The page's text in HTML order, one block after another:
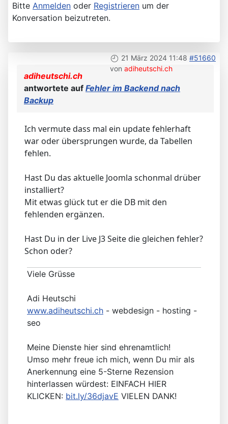
Bitte Anmelden oder Registrieren um der
Konversation beizutreten.
21 März 2024 11:48 #51660
von adiheutschi.ch
adiheutschi.ch
antwortete auf Fehler im Backend nach
Backup
Ich vermute dass mal ein update fehlerhaft
war oder übersprungen wurde, da Tabellen
fehlen.
Hast Du das aktuelle Joomla schonmal drüber
installiert?
Mit etwas glück tut er die DB mit den
fehlenden ergänzen.
Hast Du in der Live J3 Seite die gleichen fehler?
Schon oder?
Viele Grüsse
Adi Heutschi
www.adiheutschi.ch - webdesign - hosting -
seo
Meine Dienste hier sind ehrenamtlich!
Umso mehr freue ich mich, wenn Du mir als
Anerkennung eine 5-Sterne Rezension
hinterlassen würdest: EINFACH HIER
KLICKEN: bit.ly/36djavE VIELEN DANK!